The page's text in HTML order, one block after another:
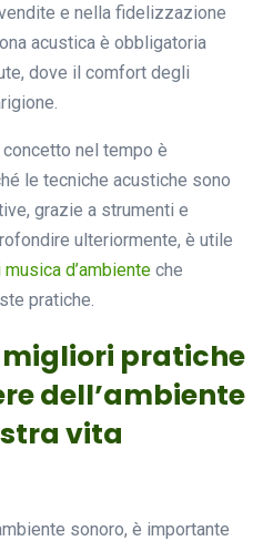
e nella fidelizzazione
acustica è obbligatoria
dove il comfort degli
nel tempo è
le tecniche acustiche sono
grazie a strumenti e
ulteriormente, è utile
d’ambiente che
pratiche.
migliori pratiche
dell’ambiente
vita
sonoro, è importante